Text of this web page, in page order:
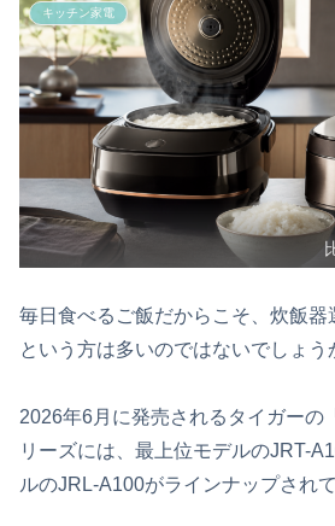
キッチン家電
毎日食べるご飯だからこそ、炊飯器
という方は多いのではないでしょう
2026年6月に発売されるタイガーの
リーズには、最上位モデルのJRT-
ルのJRL-A100がラインナップされて